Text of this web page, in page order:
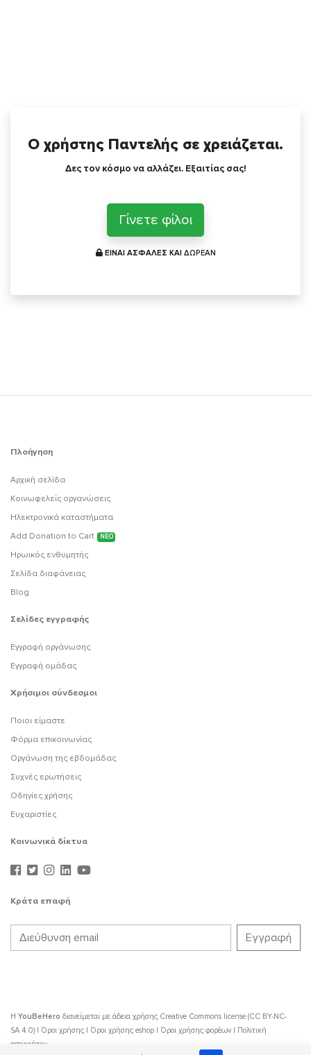
Ο χρήστης Παντελής σε χρειάζεται.
Δες τον κόσμο να αλλάζει. Εξαιτίας σας!
Γίνετε φίλοι
ΕΙΝΑΙ ΑΣΦΑΛΕΣ ΚΑΙ ΔΩΡΕΑΝ
Πλοήγηση
Αρχική σελίδα
Κοινωφελείς οργανώσεις
Ηλεκτρονικά καταστήματα
Add Donation to Cart
ΝΕΟ
Ηρωικός ενθυμητής
Σελίδα διαφάνειας
Blog
Σελίδες εγγραφής
Εγγραφή οργάνωσης
Εγγραφή ομάδας
Χρήσιμοι σύνδεσμοι
Ποιοι είμαστε
Φόρμα επικοινωνίας
Οργάνωση της εβδομάδας
Συχνές ερωτήσεις
Οδηγίες χρήσης
Ευχαριστίες
Κοινωνικά δίκτυα
Κράτα επαφή
Η YouBeHero διανείμεται με άδεια χρήσης Creative Commons license (CC BY-NC-
SA 4.0)
Όροι χρήσης Όροι χρήσης eshop Όροι χρήσης φορέων
Πολιτική
απορρήτου